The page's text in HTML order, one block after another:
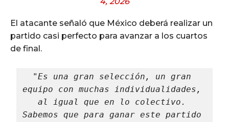
El atacante señaló que México deberá realizar un
partido casi perfecto para avanzar a los cuartos
de final.
"Es una gran selección, un gran
equipo con muchas individualidades,
al igual que en lo colectivo.
Sabemos que para ganar este partido